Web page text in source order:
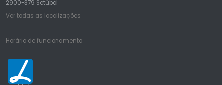
2900-379 Setúbal
Ver todas as localizações
Horário de funcionamento